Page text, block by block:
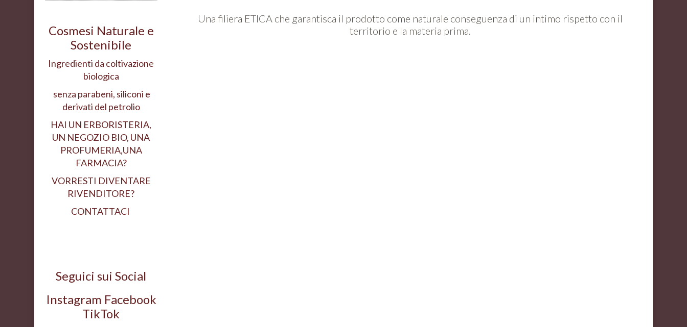
Una filiera ETICA che garantisca il prodotto come naturale conseguenza di un intimo rispetto con il
territorio e la materia prima.
Cosmesi Naturale e
Sostenibile
Ingredienti da coltivazione
biologica
senza parabeni, siliconi e
derivati del petrolio
HAI UN ERBORISTERIA,
UN NEGOZIO BIO, UNA
PROFUMERIA,UNA
FARMACIA?
VORRESTI DIVENTARE
RIVENDITORE?
CONTATTACI
Seguici sui Social
Instagram Facebook
TikTok